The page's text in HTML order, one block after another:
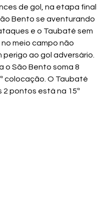
de gol, na etapa final
Bento se aventurando
e o Taubaté sem
meio campo não
perigo ao gol adversário.
o São Bento soma 8
colocação. O Taubaté
2 pontos está na 15ª